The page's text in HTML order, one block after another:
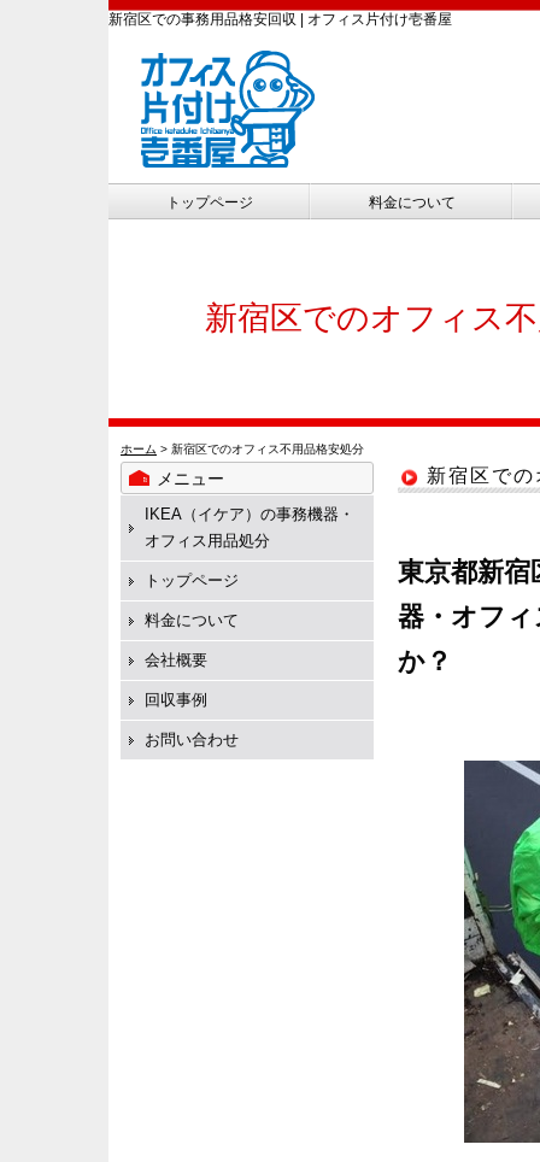
新宿区での事務用品格安回収 | オフィス片付け壱番屋
トップページ 料金について
新宿区でのオフィス
ホーム > 新宿区でのオフィス不用品格安処分
新宿区で
東京都新
器・オフ
か？
メニュー
IKEA（イケア）の事務機器・
オフィス用品処分
トップページ
料金について
会社概要
回収事例
お問い合わせ